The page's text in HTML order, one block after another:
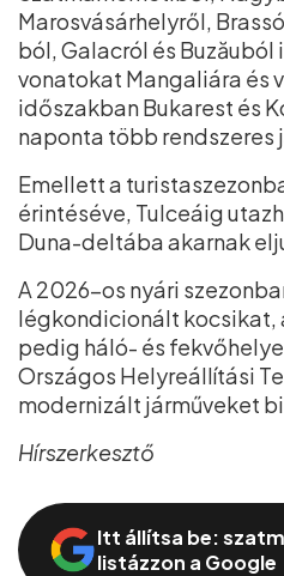
Marosvásárhelyről,
ból, Galacról és Buzăuból
vonatokat Mangaliára és
időszakban Bukarest és
naponta több
Emellett a
érintéséve, Tulceáig
Duna-deltába akarnak
A 2026-os nyári
légkondicionált kocsikat,
pedig háló- és
Országos Helyreállítási
modernizált járműveket
Hírszerkesztő
Itt állítsa be:
listázzon a Google